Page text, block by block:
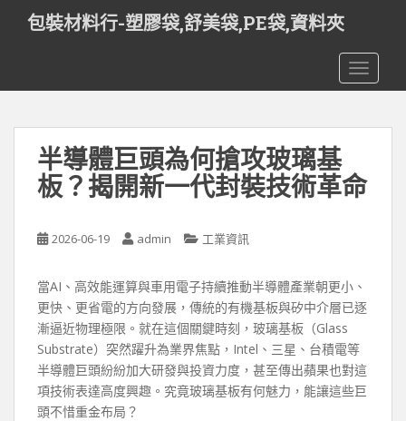
t
包裝材料行-塑膠袋,舒美袋,PE袋,資料夾
半導體巨頭為何搶攻玻璃基
板？揭開新一代封裝技術革命
2026-06-19 admin 工業資訊
當AI、高效能運算與車用電子持續推動半導體產業朝更小、
更快、更省電的方向發展，傳統的有機基板與矽中介層已逐
漸逼近物理極限。就在這個關鍵時刻，玻璃基板（Glass
Substrate）突然躍升為業界焦點，Intel、三星、台積電等
半導體巨頭紛紛加大研發與投資力度，甚至傳出蘋果也對這
項技術表達高度興趣。究竟玻璃基板有何魅力，能讓這些巨
頭不惜重金布局？